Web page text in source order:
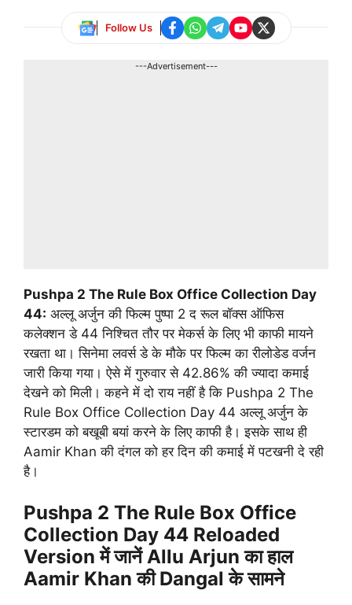
Follow Us
---Advertisement---
Pushpa 2 The Rule Box Office Collection Day
44: अल्लू अर्जुन की फिल्म पुष्पा 2 द रूल बॉक्स ऑफिस
कलेक्शन डे 44 निश्चित तौर पर मेकर्स के लिए भी काफी मायने
रखता था। सिनेमा लवर्स डे के मौके पर फिल्म का रीलोडेड वर्जन
जारी किया गया। ऐसे में गुरुवार से 42.86% की ज्यादा कमाई
देखने को मिली। कहने में दो राय नहीं है कि Pushpa 2 The
Rule Box Office Collection Day 44 अल्लू अर्जुन के
स्टारडम को बखूबी बयां करने के लिए काफी है। इसके साथ ही
Aamir Khan की दंगल को हर दिन की कमाई में पटखनी दे रही
है।
Pushpa 2 The Rule Box Office
Collection Day 44 Reloaded
Version में जानें Allu Arjun का हाल
Aamir Khan की Dangal के सामने